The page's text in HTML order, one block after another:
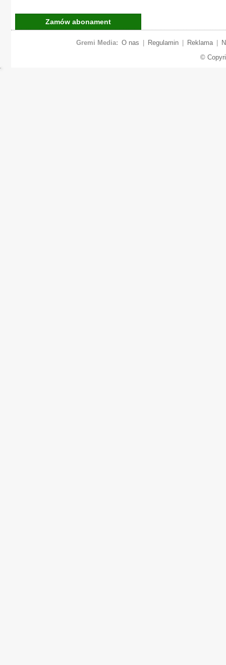
Zamów abonament
Gremi Media: O nas Regulamin Reklama
©